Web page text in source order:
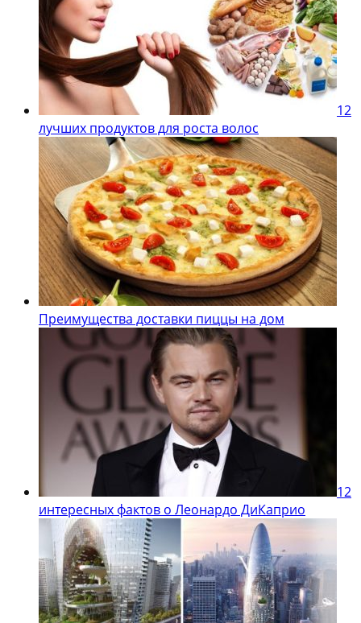
12
лучших продуктов для роста волос
Преимущества доставки пиццы на дом
12
интересных фактов о Леонардо ДиКаприо